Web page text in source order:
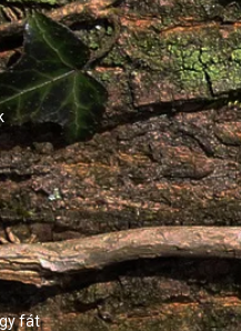
fát